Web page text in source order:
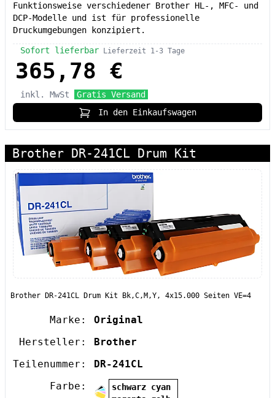
Funktionsweise verschiedener Brother HL-, MFC- und
DCP-Modelle und ist für professionelle
Druckumgebungen konzipiert.
Sofort lieferbar Lieferzeit 1-3 Tage
365,78 €
inkl. MwSt
Gratis Versand
In den Einkaufswagen
Brother DR-241CL Drum Kit
Brother DR-241CL Drum Kit Bk,C,M,Y, 4x15.000 Seiten VE=4
Marke:
Original
Hersteller:
Brother
Teilenummer:
DR-241CL
Farbe:
schwarz cyan